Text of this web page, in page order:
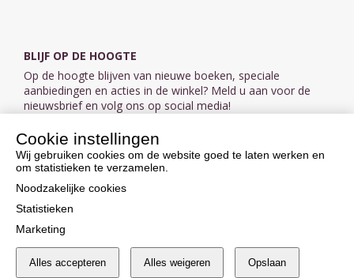
BLIJF OP DE HOOGTE
Op de hoogte blijven van nieuwe boeken, speciale
aanbiedingen en acties in de winkel? Meld u aan voor de
nieuwsbrief en volg ons op social media!
Aanmelden nieuwsbrief
VOLG ONS OP SOCIAL MEDIA
Cookie instellingen
Cookie instellingen
Wij gebruiken cookies om de website goed te laten werken en
om statistieken te verzamelen.
Noodzakelijke cookies
Statistieken
Marketing
Alles accepteren Alles weigeren Opslaan